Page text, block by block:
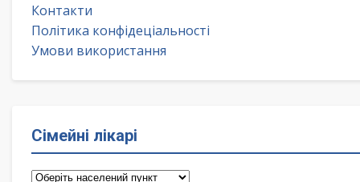
Контакти
Політика конфідеціальності
Умови використання
Сімейні лікарі
Сімейні